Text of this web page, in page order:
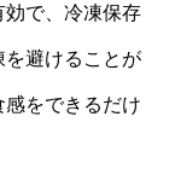
効で、冷凍保存
避けることが
をできるだけ